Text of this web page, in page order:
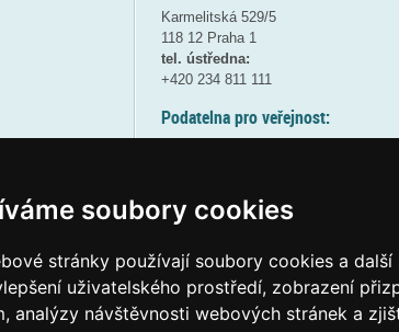
soubory cookies
stránky používají soubory cookies a další
uživatelského prostředí, zobrazení
analýzy návštěvnosti webových stránek a
Karmelitská 529/5
118 12 Praha 1
tel. ústředna:
+420 234 811 111
Podatelna pro veřejnost:
(více informací
Elektronická podatelna:
posta@msmtgov cz